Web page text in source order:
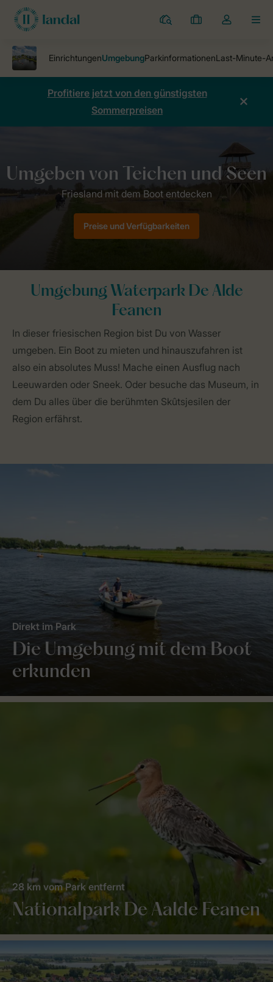
Ferienparks
Meine
Dropdown-
öffnen
Profitiere jetzt von den günstigsten
Sommerpreisen
Preise und Verfügbarkeiten
Umgebung Waterpark De Alde
Feanen
In dieser friesischen Region bist Du von Wasser
umgeben. Ein Boot zu mieten und hinauszufahren ist
also ein absolutes Muss! Mache einen Ausflug nach
Leeuwarden oder Sneek. Oder besuche das Museum, in
dem Du alles über die berühmten Skûtsjesilen der
Region erfährst.
Die Umgebung mit dem Boot
erkunden
Direkt im Park
Nationalpark De Aalde Feanen
28 km vom Park entfernt